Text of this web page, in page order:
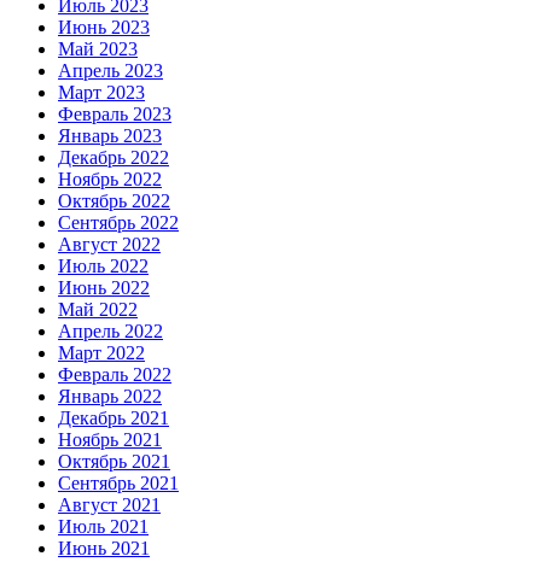
Июль 2023
Июнь 2023
Май 2023
Апрель 2023
Март 2023
Февраль 2023
Январь 2023
Декабрь 2022
Ноябрь 2022
Октябрь 2022
Сентябрь 2022
Август 2022
Июль 2022
Июнь 2022
Май 2022
Апрель 2022
Март 2022
Февраль 2022
Январь 2022
Декабрь 2021
Ноябрь 2021
Октябрь 2021
Сентябрь 2021
Август 2021
Июль 2021
Июнь 2021